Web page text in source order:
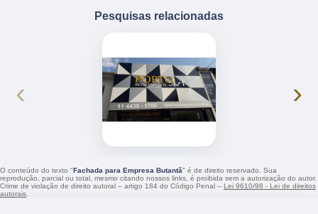
Pesquisas relacionadas
‹ ›
O conteúdo do texto "Fachada para Empresa Butantã" é de direito reservado. Sua
reprodução, parcial ou total, mesmo citando nossos links, é proibida sem a autorização do autor.
Crime de violação de direito autoral – artigo 184 do Código Penal – Lei 9610/98 - Lei de direitos
autorais